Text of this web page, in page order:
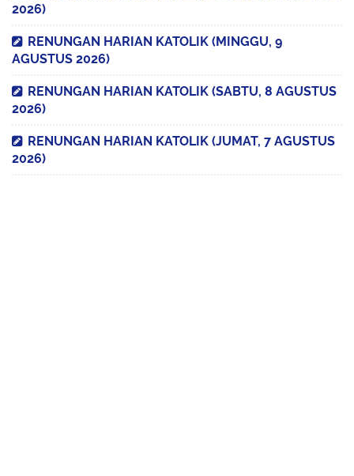
2026)
RENUNGAN HARIAN KATOLIK (MINGGU, 9
AGUSTUS 2026)
RENUNGAN HARIAN KATOLIK (SABTU, 8 AGUSTUS
2026)
RENUNGAN HARIAN KATOLIK (JUMAT, 7 AGUSTUS
2026)